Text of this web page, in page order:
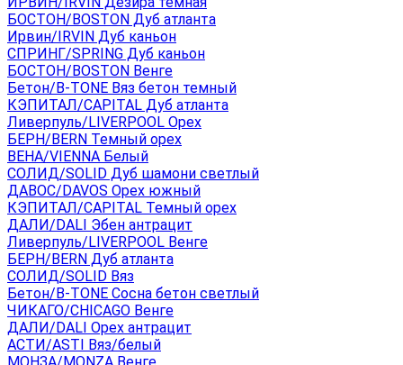
БОСТОН/BOSTON Дуб атланта
Ирвин/IRVIN Дуб каньон
СПРИНГ/SPRING Дуб каньон
БОСТОН/BOSTON Венге
Бетон/B-TONE Вяз бетон темный
КЭПИТАЛ/CAPITAL Дуб атланта
Ливерпуль/LIVERPOOL Орех
БЕРН/BERN Темный орех
ВЕНА/VIENNA Белый
СОЛИД/SOLID Дуб шамони светлый
ДАВОС/DAVOS Орех южный
КЭПИТАЛ/CAPITAL Темный орех
ДАЛИ/DALI Эбен антрацит
Ливерпуль/LIVERPOOL Венге
БЕРН/BERN Дуб атланта
СОЛИД/SOLID Вяз
Бетон/B-TONE Сосна бетон светлый
ЧИКАГО/CHICAGO Венге
ДАЛИ/DALI Орех антрацит
АСТИ/ASTI Вяз/белый